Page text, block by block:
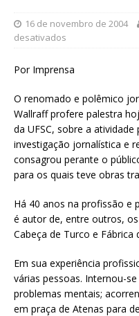
16 de novembro de 2004
desativados
Por Imprensa
O renomado e polêmico
Wallraff profere palestra
da UFSC, sobre a
investigação jornalística e
consagrou perante o
para os quais teve obras
Há 40 anos na profissão e
é autor de, entre outros,
Cabeça de Turco e Fábrica
Em sua experiência
várias pessoas. Internou-
problemas mentais;
em praça de Atenas para